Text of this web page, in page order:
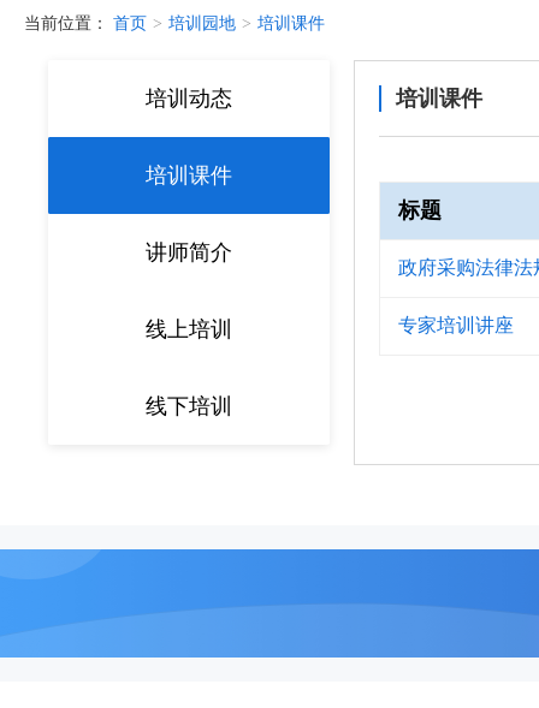
当前位置： 首页 > 培训园地 > 培训课件
培训动态
培训课件
讲师简介
线上培训
线下培训
培训课件
标题
政府采购法律法
专家培训讲座